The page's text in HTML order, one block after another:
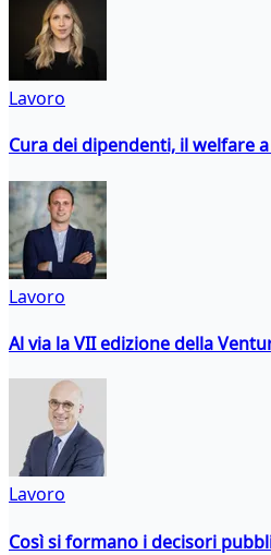
Lavoro
Cura dei dipendenti, il welfare
Lavoro
Al via la VII edizione della
Lavoro
Così si formano i decisori